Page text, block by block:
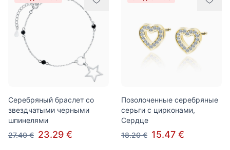
Серебряный браслет со
звездчатыми черными
шпинелями
27.40 € 23.29 €
Позолоченные серебряные
серьги с цирконами,
Сердце
18.20 € 15.47 €